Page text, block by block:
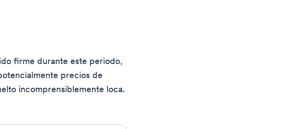
firme durante este periodo,
precios de
incomprensiblemente loca.